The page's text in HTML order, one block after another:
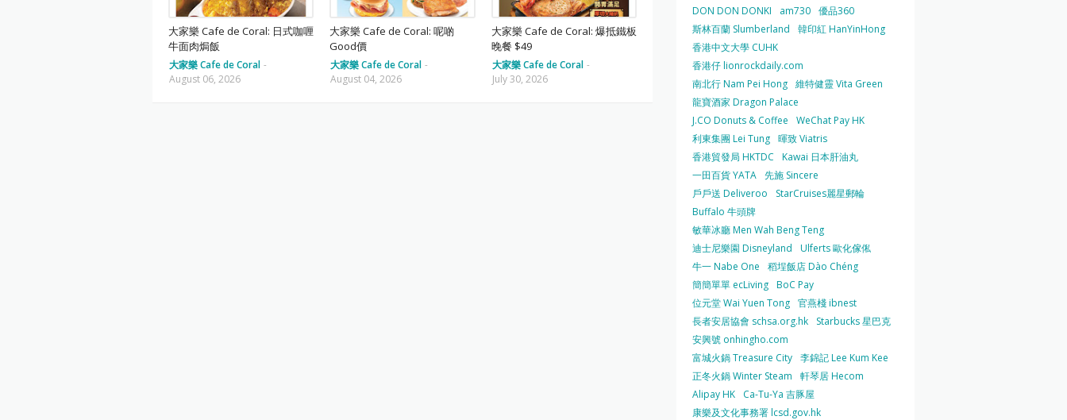
大家樂 Cafe de Coral: 日式咖喱
牛面肉焗飯
大家樂 Cafe de Coral -
August 06, 2026
大家樂 Cafe de Coral: 呢啲
Good價
大家樂 Cafe de Coral -
August 04, 2026
大家樂 Cafe de Coral: 爆抵鐵板
晚餐 $49
大家樂 Cafe de Coral -
July 30, 2026
DON DON DONKI
am730 優品360
斯林百蘭 Slumberland
韓印紅 HanYinHong
香港中文大學 CUHK
香港仔 lionrockdaily.com
南北行 Nam Pei Hong 維特健靈 Vita Green
龍寶酒家 Dragon Palace
J.CO Donuts & Coffee
WeChat Pay HK
利東集團 Lei Tung 暉致 Viatris
香港貿發局 HKTDC
Kawai 日本肝油丸
一田百貨 YATA 先施 Sincere
戶戶送 Deliveroo
StarCruises麗星郵輪
Buffalo 牛頭牌
敏華冰廳 Men Wah Beng Teng
迪士尼樂園 Disneyland
Ulferts 歐化傢俬
牛一 Nabe One
稻埕飯店 Dào Chéng
簡簡單單 ecLiving BoC Pay
位元堂 Wai Yuen Tong 官燕棧 ibnest
長者安居協會 schsa.org.hk
Starbucks 星巴克
安興號 onhingho.com
富城火鍋 Treasure City 李錦記 Lee Kum Kee
正冬火鍋 Winter Steam
軒琴居 Hecom
Alipay HK
Ca-Tu-Ya 吉豚屋
康樂及文化事務署 lcsd.gov.hk